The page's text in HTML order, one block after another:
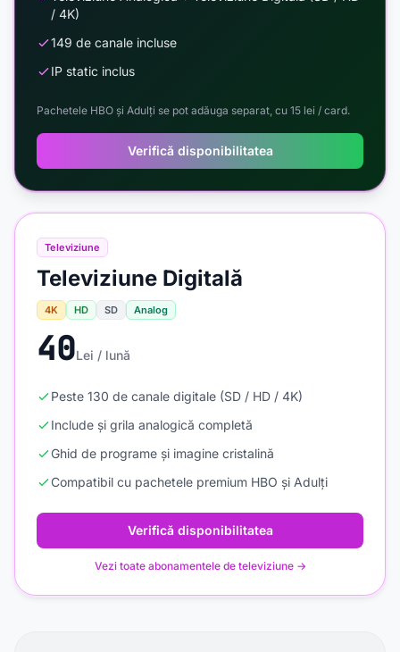
Televiziune
Televiziune Digitală
4K HD SD Analog
40Lei / lună
Peste 130 de canale digitale (SD / HD / 4K)
Include și grila analogică completă
Ghid de programe și imagine cristalină
Compatibil cu pachetele premium HBO și Adulți
Verifică disponibilitatea
Vezi toate abonamentele de televiziune →
/ 4K)
149 de canale incluse
IP static inclus
Pachetele HBO și Adulți se pot adăuga separat, cu 15 lei / card.
Verifică disponibilitatea